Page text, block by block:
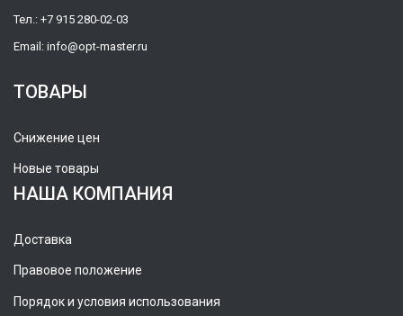
Тел.: +7 915 280-02-03
Email: info@opt-master.ru
ТОВАРЫ
Снижение цен
Новые товары
НАША КОМПАНИЯ
Доставка
Правовое положение
Порядок и условия использования